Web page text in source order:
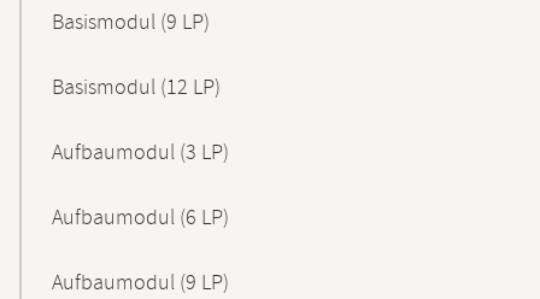
Basismodul (9 LP)
Basismodul (12 LP)
Aufbaumodul (3 LP)
Aufbaumodul (6 LP)
Aufbaumodul (9 LP)